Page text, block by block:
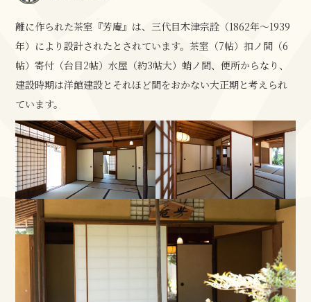
離に作られた茶室『芳庵』は、三代目木津宗詮（1862年～1939
年）により設計されたとされています。茶室（7帖）扣ノ間（6
帖）寄付（台目2帖）水屋（約3帖大）蛸ノ間、便所からなり、
建設時期は洋館建設とそれほど間をおかない大正期と考えられ
ています。